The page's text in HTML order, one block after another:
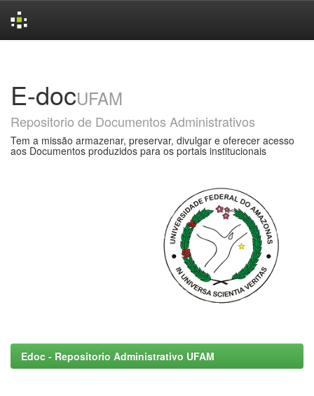
E-docUFAM
Repositorio de Documentos Administrativos
Tem a missão armazenar, preservar, divulgar e oferecer acesso
aos Documentos produzidos para os portais institucionais
Edoc - Repositorio Administrativo UFAM